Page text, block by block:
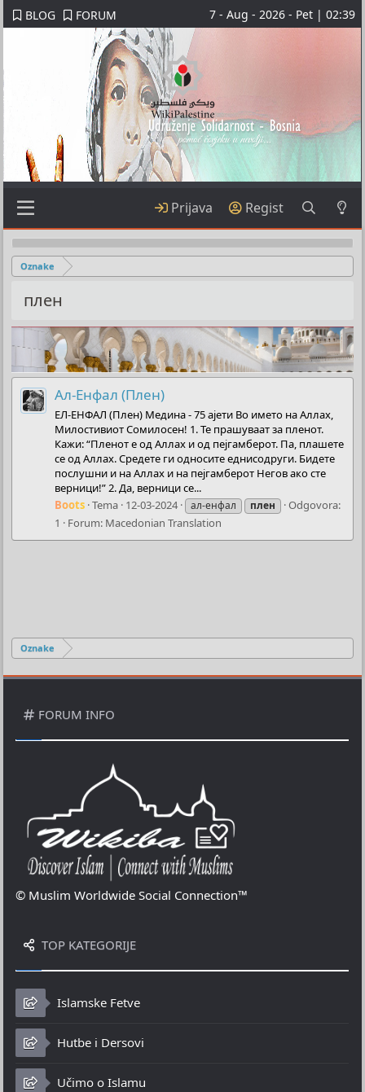
BLOG FORUM 7 - Aug - 2026 - Pet | 02:39
Prijava Regist
Oznake
плен
Ал-Енфал (Плен)
ЕЛ-ЕНФАЛ (Плен) Медина - 75 ајети Во името на Аллах,
Милостивиот Сомилосен! 1. Те прашуваат за пленот.
Кажи: “Пленот е од Аллах и од пејгамберот. Па, плашете
се од Аллах. Средете ги односите еднисодруги. Бидете
послушни и на Аллах и на пејгамберот Негов ако сте
верници!” 2. Да, верници се...
Boots Tema 12-03-2024 ал-енфал плен
Odgovora:
1
Forum: Macedonian Translation
Oznake
FORUM INFO
© Muslim Worldwide Social Connection™
TOP KATEGORIJE
Islamske Fetve
Hutbe i Dersovi
Učimo o Islamu